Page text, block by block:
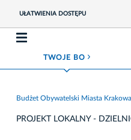
UŁATWIENIA DOSTĘPU
TWOJE BO ROZWIŃ MENU
Budżet Obywatelski Miasta
PROJEKT LOKALNY -